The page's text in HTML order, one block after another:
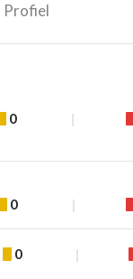
Profiel
0
0
0